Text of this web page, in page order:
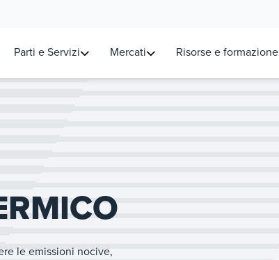
Parti e Servizi Mercati Risorse e formazione
le emissioni nocive,